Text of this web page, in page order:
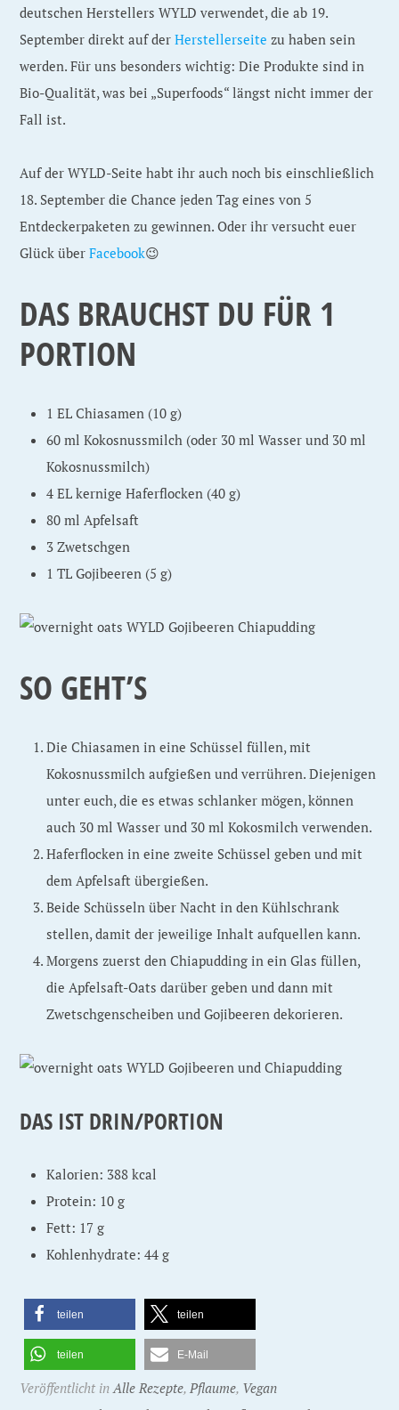
deutschen Herstellers WYLD verwendet, die ab 19.
September direkt auf derHerstellerseite zu haben sein
werden. Für uns besonders wichtig: Die Produkte sind in
Bio-Qualität, was bei „Superfoods“ längst nicht immer der
Fall ist.
Auf der WYLD-Seite habt ihr auch noch bis einschließlich
18. September die Chance jeden Tag eines von 5
Entdeckerpaketen zu gewinnen. Oder ihr versucht euer
Glück überFacebook😉
DAS BRAUCHST DU FÜR 1
PORTION
1 EL Chiasamen (10 g)
60 ml Kokosnussmilch (oder 30 ml Wasser und 30 ml
Kokosnussmilch)
4 EL kernige Haferflocken (40 g)
80 ml Apfelsaft
3 Zwetschgen
1 TL Gojibeeren (5 g)
SO GEHT’S
Die Chiasamen in eine Schüssel füllen, mit
Kokosnussmilch aufgießen und verrühren. Diejenigen
unter euch, die es etwas schlanker mögen, können
auch 30 ml Wasser und 30 ml Kokosmilch verwenden.
Haferflocken in eine zweite Schüssel geben und mit
dem Apfelsaft übergießen.
Beide Schüsseln über Nacht in den Kühlschrank
stellen, damit der jeweilige Inhalt aufquellen kann.
Morgens zuerst den Chiapudding in ein Glas füllen,
die Apfelsaft-Oats darüber geben und dann mit
Zwetschgenscheiben und Gojibeeren dekorieren.
DAS IST DRIN/PORTION
Kalorien: 388 kcal
Protein: 10 g
Fett: 17 g
Kohlenhydrate: 44 g
teilen teilen
teilen E-Mail
Veröffentlicht inAlle Rezepte,Pflaume, Vegan